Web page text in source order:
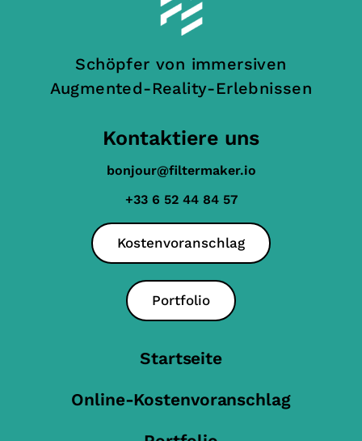
Schöpfer von immersiven
Augmented-Reality-Erlebnissen
Kontaktiere uns
bonjour@filtermaker.io
+33 6 52 44 84 57
Kostenvoranschlag
Portfolio
Startseite
Online-Kostenvoranschlag